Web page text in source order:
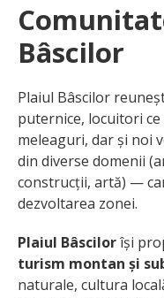
Bâscilor
Plaiul Bâscilor
puternice, locuitori
meleaguri, dar și noi
din diverse domenii
construcții, artă) —
dezvoltarea zonei.
Plaiul Bâscilorîși
turism montan și
naturale, cultura